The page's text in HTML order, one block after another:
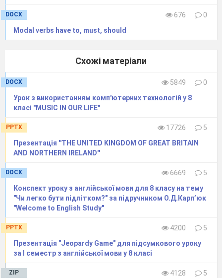
DOCX 676
0
Modal verbs have to, must, should
Схожі матеріали
DOCX 5849
0
Урок з використанням комп'ютерних технологій у 8
класі "MUSIC IN OUR LIFE"
PPTX 17726
5
Презентація ''THE UNITED KINGDOM OF GREAT BRITAIN
AND NORTHERN IRELAND''
DOCX 6669
5
Конспект уроку з англійської мови для 8 класу на тему
"Чи легко бути підлітком?" за підручником О.Д.Карп’юк
"Welcome to English Study"
PPTX 4200
5
Презентація "Jeopardy Game" для підсумкового уроку
за І семестр з англійської мови у 8 класі
ZIP 4128
5